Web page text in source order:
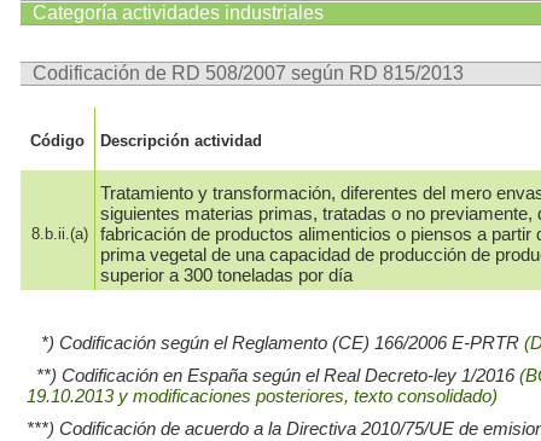
Categoría actividades industriales
Codificación de RD 508/2007 según RD 815/2013
Código Descripción actividad
8.b.ii.(a)
Tratamiento y transformación, diferentes del mero
siguientes materias primas, tratadas o no previamente,
fabricación de productos alimenticios o piensos a partir
prima vegetal de una capacidad de producción de
superior a 300 toneladas por día
*) Codificación según el Reglamento (CE) 166/2006 E-PRTR
**) Codificación en España según el Real Decreto-ley 1/2016
19.10.2013 y modificaciones posteriores, texto consolidado)
***) Codificación de acuerdo a la Directiva 2010/75/UE de